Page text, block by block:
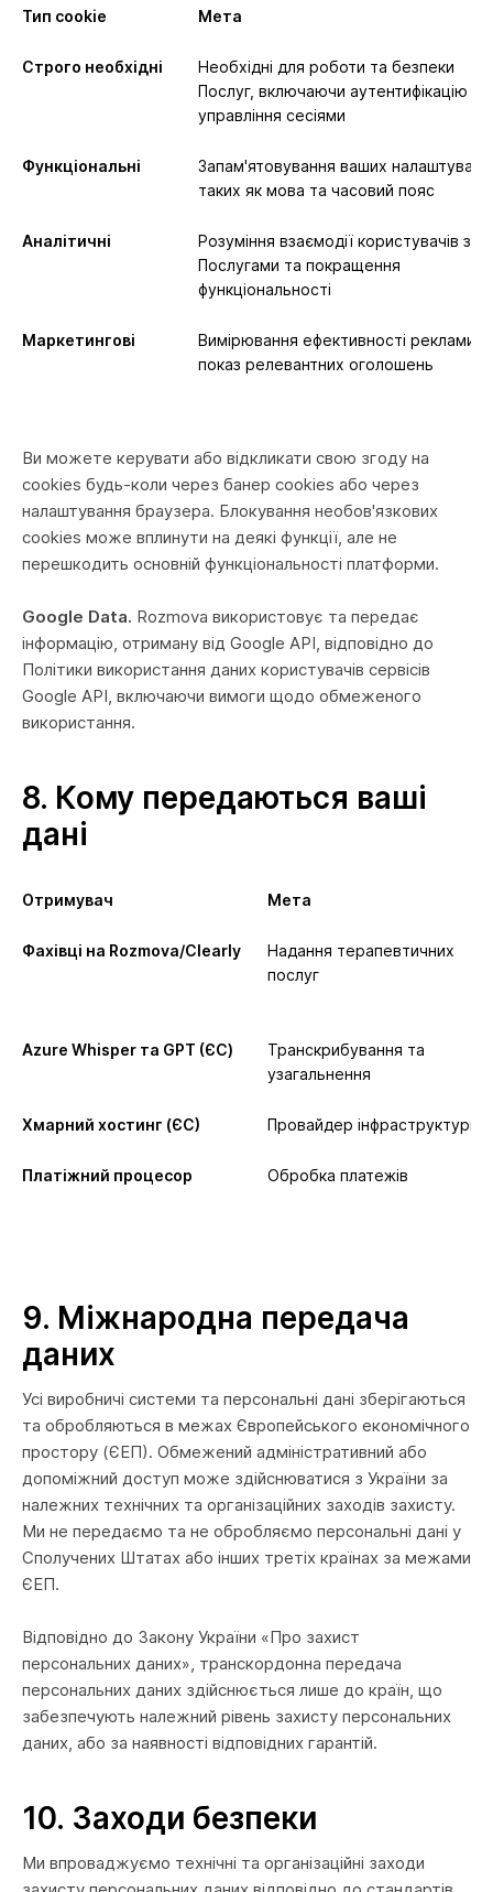
Тип cookie Мета
Строго необхідні
Необхідні для роботи та безпеки
Послуг, включаючи аутентифікацію та
управління сесіями
Функціональні
Запам'ятовування ваших
таких як мова та часовий пояс
Аналітичні
Розуміння взаємодії користувачів з
Послугами та покращення
функціональності
Маркетингові
Вимірювання ефективності реклами
показ релевантних оголошень
Ви можете керувати або відкликати свою згоду на
cookies будь-коли через банер cookies або через
налаштування браузера. Блокування необов'язкових
cookies може вплинути на деякі функції, але не
перешкодить основній функціональності платформи.
Google Data. Rozmova використовує та передає
інформацію, отриману від Google API, відповідно до
Політики використання даних користувачів сервісів
Google API, включаючи вимоги щодо обмеженого
використання.
8. Кому передаються ваші
дані
Отримувач Мета
Фахівці на Rozmova/Clearly
Надання терапевтичних
послуг
Azure Whisper та GPT (ЄС)
Транскрибування та
узагальнення
Хмарний хостинг (ЄС) Провайдер інфраструктури
Платіжний процесор Обробка платежів
9. Міжнародна передача
даних
Усі виробничі системи та персональні дані зберігаються
та обробляються в межах Європейського економічного
простору (ЄЕП). Обмежений адміністративний або
допоміжний доступ може здійснюватися з України за
належних технічних та організаційних заходів захисту.
Ми не передаємо та не обробляємо персональні дані у
Сполучених Штатах або інших третіх країнах за межами
ЄЕП.
Відповідно до Закону України «Про захист
персональних даних», транскордонна передача
персональних даних здійснюється лише до країн, що
забезпечують належний рівень захисту персональних
даних, або за наявності відповідних гарантій.
10. Заходи безпеки
Ми впроваджуємо технічні та організаційні заходи